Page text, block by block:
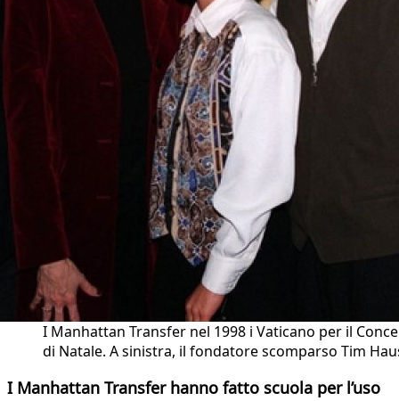
I Manhattan Transfer nel 1998 i Vaticano per il
di Natale. A sinistra, il fondatore scomparso Tim
I Manhattan Transfer hanno fatto scuola per l’uso